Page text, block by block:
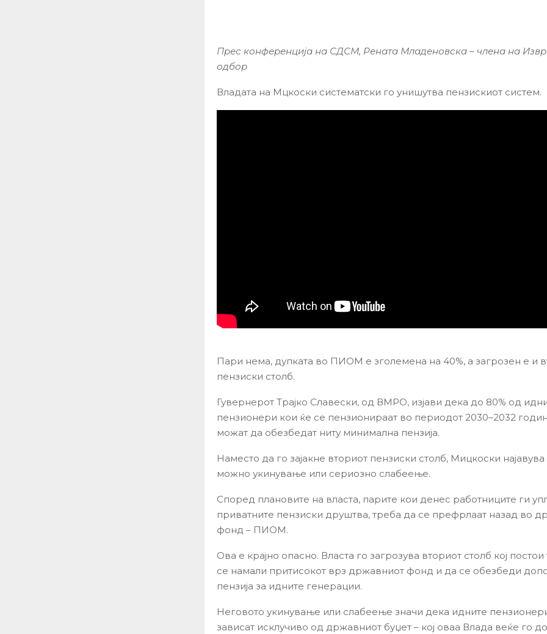
Прес конференција на СДСМ, Рената Младеновска – члена на
одбор
Владата на Мцкоски систематски го унишутва пензискиот систем.
Пари нема, дупката во ПИОМ е зголемена на 40%, а загрозен е и
пензиски столб.
Гувернерот Трајко Славески, од ВМРО, изјави дека до 80% од
пензионери кои ќе се пензионираат во периодот 2030–2032
можат да обезбедат ниту минимална пензија.
Наместо да го зајакне вториот пензиски столб, Мицкоски
можно укинување или сериозно слабеење.
Според плановите на власта, парите кои денес работниците ги
приватните пензиски друштва, треба да се префрлаат назад во
фонд – ПИОМ.
Ова е крајно опасно. Власта го загрозува вториот столб кој постои
се намали притисокот врз државниот фонд и да се обезбеди
пензија за идните генерации.
Неговото укинување или слабеење значи дека идните
зависат исклучиво од државниот буџет – кој оваа Влада веќе го